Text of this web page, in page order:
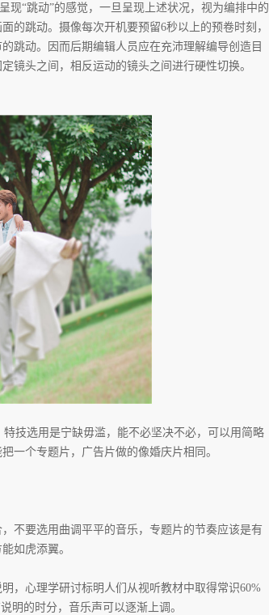
“跳动”的感觉，一旦呈现上述状况，视为编排中的
的跳动。摄像每次开机要预留6秒以上的预卷时刻，
跳动。因而后期编辑人员应在充沛理解编导创造目
镜头之间，相反运动的镜头之间进行硬性切换。
技选用是宁缺毋滥，能不必坚决不必，可以用简略
一个专题片，广告片做的像婚庆片相同。
不要选用曲调平平的音乐，专题片的节奏应该是有
如虎添翼。
，心理学研讨标明人们从视听教材中取得常识60%
明的时分，音乐声可以逐渐上调。